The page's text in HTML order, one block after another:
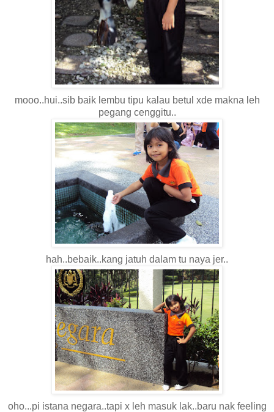
mooo..hui..sib baik lembu tipu kalau betul xde makna leh
pegang cenggitu..
hah..bebaik..kang jatuh dalam tu naya jer..
oho...pi istana negara..tapi x leh masuk lak..baru nak feeling